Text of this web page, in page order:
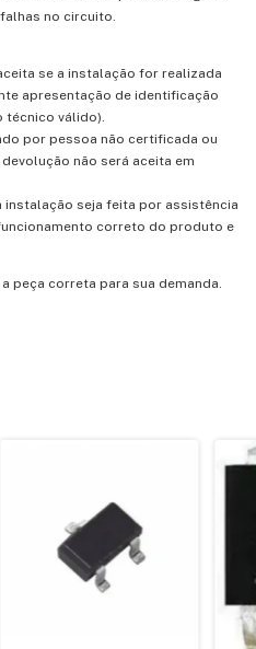
no circuito.
se a instalação for realizada
apresentação de identificação
técnico válido).
por pessoa não certificada ou
não será aceita em
seja feita por assistência
correto do produto e
peça correta para sua demanda.